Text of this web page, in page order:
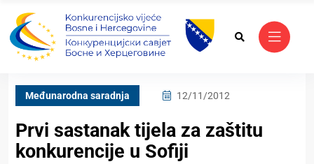
Međunarodna saradnja 12/11/2012
Prvi sastanak tijela za zaštitu
konkurencije u Sofiji